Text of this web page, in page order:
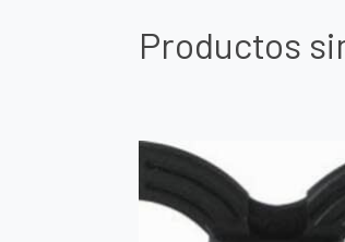
Productos